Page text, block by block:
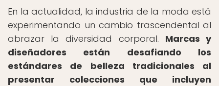
En la actualidad, la industria de la moda está
experimentando un cambio trascendental al
abrazar la diversidad corporal. Marcas y
diseñadores están desafiando los
estándares de belleza tradicionales al
presentar colecciones que incluyen